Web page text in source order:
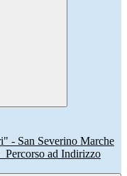
Percorso ad Indirizzo